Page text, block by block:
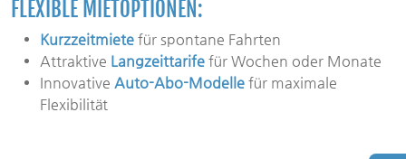
FLEXIBLE MIETOPTIONEN:
Kurzzeitmiete für spontane Fahrten
Attraktive Langzeittarife für Wochen oder Monate
Innovative Auto-Abo-Modelle für maximale
Flexibilität